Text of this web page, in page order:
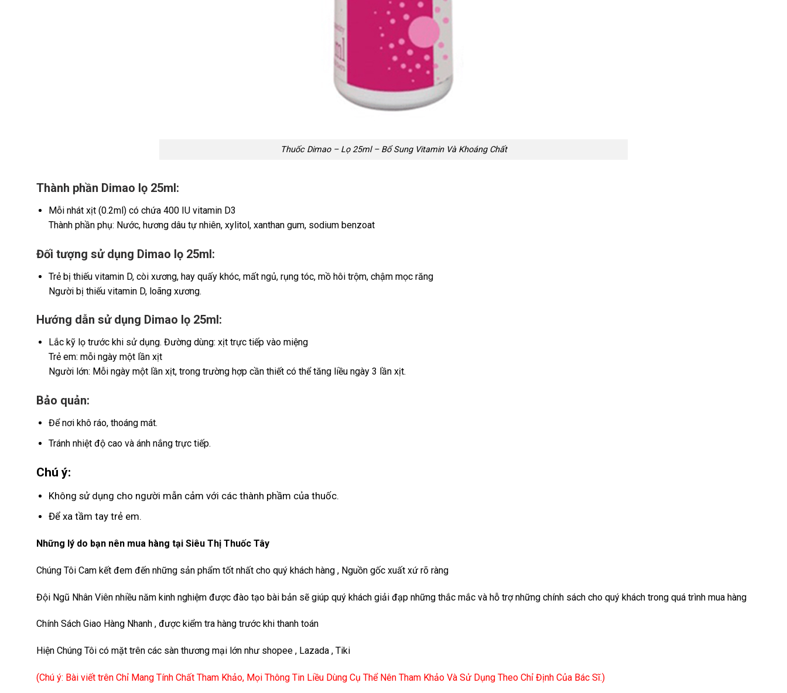
Thuốc Dimao – Lọ 25ml – Bổ Sung Vitamin Và Khoáng Chất
Thành phần Dimao lọ 25ml:
Mỗi nhát xịt (0.2ml) có chứa 400 IU vitamin D3
Thành phần phụ: Nước, hương dâu tự nhiên, xylitol, xanthan gum, sodium benzoat
Đối tượng sử dụng Dimao lọ 25ml:
Trẻ bị thiếu vitamin D, còi xương, hay quấy khóc, mất ngủ, rụng tóc, mồ hôi trộm, chậm mọc răng
Người bị thiếu vitamin D, loãng xương.
Hướng dẫn sử dụng Dimao lọ 25ml:
Lắc kỹ lọ trước khi sử dụng. Đường dùng: xịt trực tiếp vào miệng
Trẻ em: mỗi ngày một lần xịt
Người lớn: Mỗi ngày một lần xịt, trong trường hợp cần thiết có thể tăng liều ngày 3 lần xịt.
Bảo quản:
Để nơi khô ráo, thoáng mát.
Tránh nhiệt độ cao và ánh nắng trực tiếp.
Chú ý:
Không sử dụng cho người mẫn cảm với các thành phầm của thuốc.
Để xa tầm tay trẻ em.
Những lý do bạn nên mua hàng tại Siêu Thị Thuốc Tây
Chúng Tôi Cam kết đem đến những sản phẩm tốt nhất cho quý khách hàng , Nguồn gốc xuất xứ rõ ràng
Đội Ngũ Nhân Viên nhiều năm kinh nghiệm được đào tạo bài bản sẽ giúp quý khách giải đạp những thắc mắc và hỗ trợ những chính sách cho quý khách trong quá trình mua hàng
Chính Sách Giao Hàng Nhanh , được kiểm tra hàng trước khi thanh toán
Hiện Chúng Tôi có mặt trên các sàn thương mại lớn như shopee , Lazada , Tiki
(Chú ý: Bài viết trên Chỉ Mang Tính Chất Tham Khảo, Mọi Thông Tin Liều Dùng Cụ Thể Nên Tham Khảo Và Sử Dụng Theo Chỉ Định Của Bác Sĩ.)